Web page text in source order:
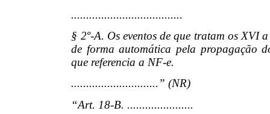
.....................................
§ 2º-A. Os eventos de que tratam os XVI
de forma automática pela propagação
que referencia a NF-e.
.............................” (NR)
“Art. 18-B. ......................